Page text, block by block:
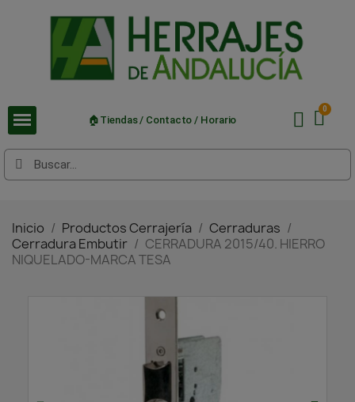
🏠Tiendas / Contacto / Horario
Inicio Productos Cerrajería
Cerraduras
Cerradura Embutir
CERRADURA 2015/40. HIERRO
NIQUELADO-MARCA TESA